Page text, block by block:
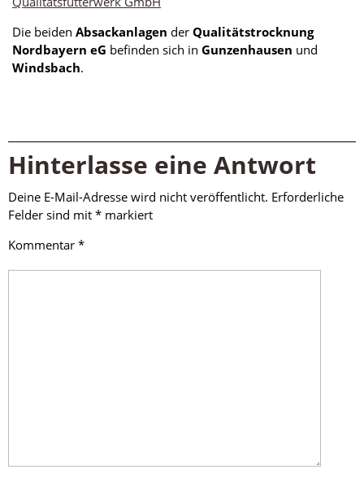
Die beiden Absackanlagen der Qualitätstrocknung
Nordbayern eG befinden sich in Gunzenhausen und
Windsbach.
Hinterlasse eine Antwort
Deine E-Mail-Adresse wird nicht veröffentlicht. Erforderliche
Felder sind mit * markiert
Kommentar *